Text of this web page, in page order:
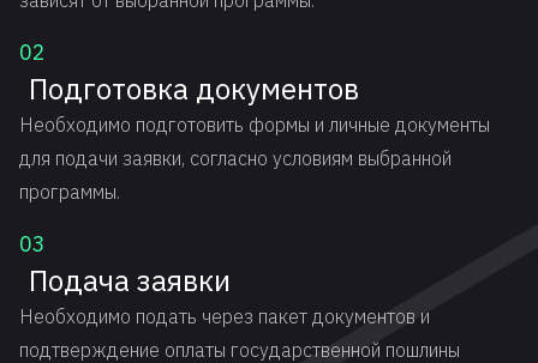
02
Подготовка документов
Необходимо подготовить формы и личные документы
для подачи заявки, согласно условиям выбранной
программы.
03
Подача заявки
Необходимо подать через пакет документов и
подтверждение оплаты государственной пошлины